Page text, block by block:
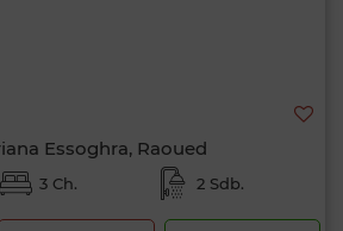
Essoghra, Raoued
3 Ch. 2 Sdb.